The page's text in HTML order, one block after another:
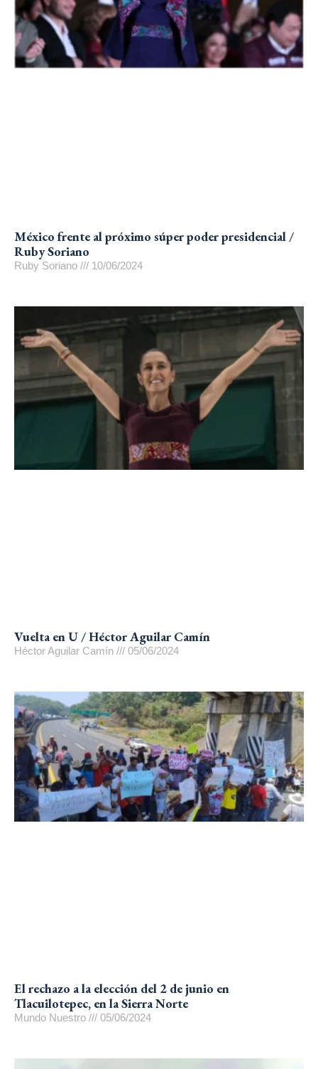
México frente al próximo súper poder presidencial /
Ruby Soriano
Ruby Soriano 10/06/2024
Vuelta en U / Héctor Aguilar Camín
Héctor Aguilar Camín 05/06/2024
El rechazo a la elección del 2 de junio en
Tlacuilotepec, en la Sierra Norte
Mundo Nuestro 05/06/2024